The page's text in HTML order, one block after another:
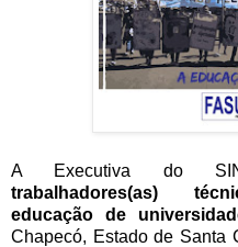
A Executiva do
trabalhadores(as)
educação de
Chapecó, Estado de Santa